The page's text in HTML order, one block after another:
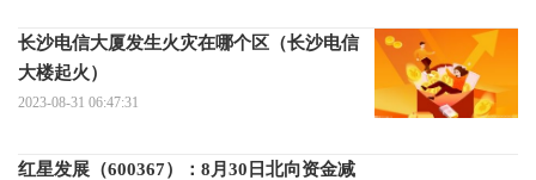
长沙电信大厦发生火灾在哪个区（长沙电信
大楼起火）
2023-08-31 06:47:31
红星发展（600367）：8月30日北向资金减